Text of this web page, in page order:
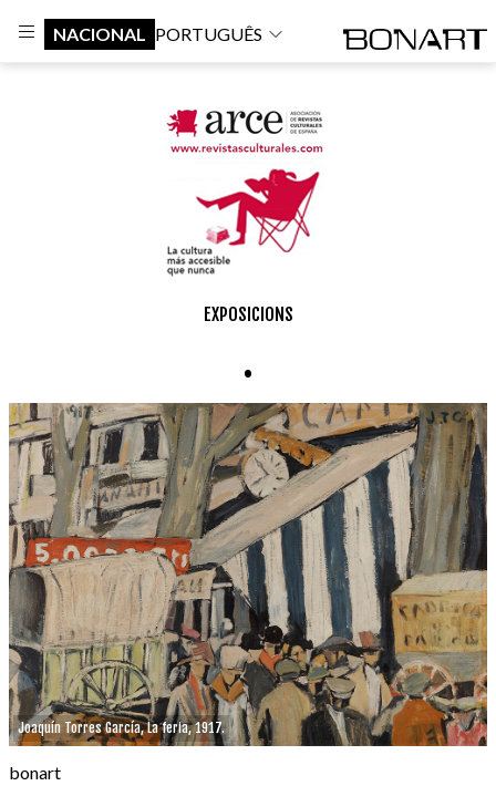
NACIONAL PORTUGUÊS
EXPOSICIONS
.
Joaquín Torres García, La feria, 1917.
bonart